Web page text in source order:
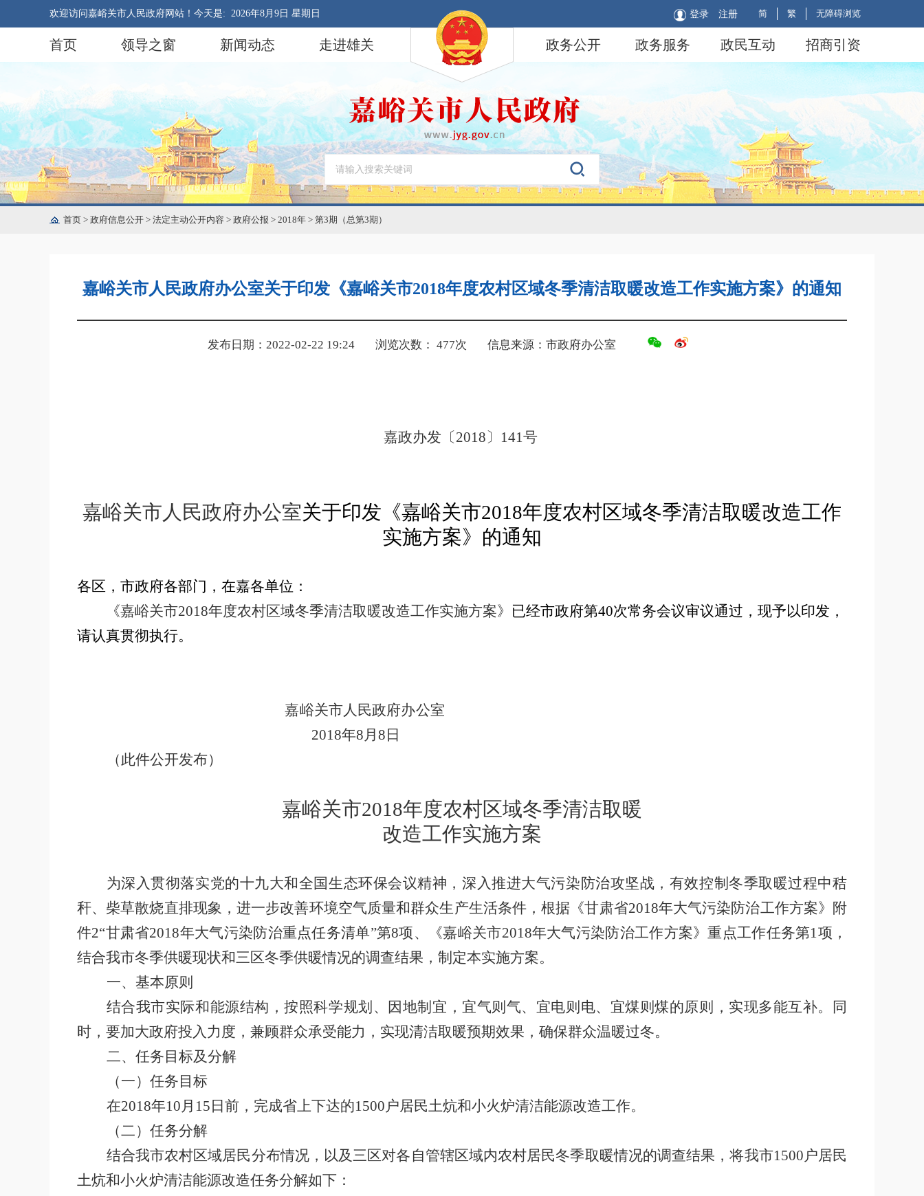
欢迎访问嘉峪关市人民政府网站！今天是: 2026年8月9日 星期日 简 繁 无障碍浏览
登录 注册
首页 领导之窗 新闻动态 走进雄关 政务公开 政务服务 政民互动 招商引资
首页 > 政府信息公开 > 法定主动公开内容 > 政府公报 > 2018年 > 第3期（总第3期）
嘉峪关市人民政府办公室关于印发《嘉峪关市2018年度农村区域冬季清洁取暖改造工作实施方案》的通知
发布日期：2022-02-22 19:24 浏览次数： 477次 信息来源：市政府办公室
嘉政办发〔2018〕 141号
嘉峪关市人民政府办公室关于印发 《嘉峪关市2018年度农村区域冬季清洁取暖改造工作
实施方案》的通知
各区，市政府各部门，在嘉各单位：
《嘉峪关市2018年度农村区域冬季清洁取暖改造工作实施方案》 已经市政府第40次常务会议审议通过，现予以印发，
请认真贯彻执行。
嘉峪关市人民政府办公室
2018年8月8 日
（此件公开发布）
嘉峪关市2018年度农村区域冬季清洁取暖
改造工作实施方案
为深入贯彻落实党的十九大和全国生态环保会议精神，深入推进大气污染防治攻坚战，有效控制冬季取暖过程中秸
秆、柴草散烧直排现象，进一步改善环境空气质量和群众生产生活条件，根据《甘肃省2018年大气污染防治工作方案》附
件2“甘肃省2018年大气污染防治重点任务清单”第8项、《嘉峪关市2018年大气污染防治工作方案》重点工作任务第1项，
结合我市冬季供暖现状和三区冬季供暖情况的调查结果，制定本实施方案。
一、基本原则
结合我市实际和能源结构 ，按照科学规划、因地制宜 ， 宜气则气、宜电则电、宜煤则煤的原则，实现多能互补。同
时，要加大政府投入力度 ， 兼顾群众承受能力，实现清洁取暖预期效果，确保群众温暖过冬。
二、任务目标及分解
（一）任务目标
在2018年10月 15 日前，完成省上下达的1500户居民土炕和小火炉清洁能源改造工作。
（二）任务分解
结合我市农村区域居民分布情况，以及三区对各自管辖区域内农村居民冬季取暖情况的调查结果，将我市1500户居民
土炕和小火炉清洁能源改造任务分解如下：